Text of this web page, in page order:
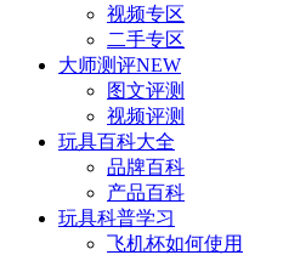
视频专区
二手专区
大师测评NEW
图文评测
视频评测
玩具百科大全
品牌百科
产品百科
玩具科普学习
飞机杯如何使用